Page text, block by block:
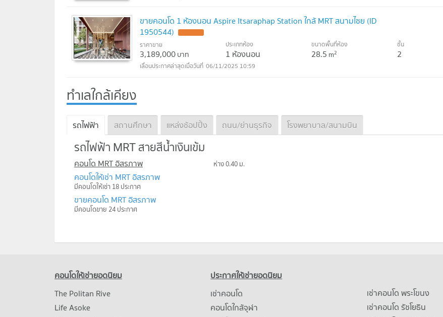
ขายคอนโด 1 ห้องนอน Aspire Itsaraphap Station ใกล้ MRT สนามไชย (ID
1950544)
ราคาขาย
3,189,000บาท
ประเภทห้อง
1 ห้องนอน
ขนาดพื้นที่ห้อง
28.5 m2
ชั้น
2
06/11/2025 10:59
ทำเลใกล้เคียง
รถไฟฟ้า สถานศึกษา แหล่งช้อปปิ้ง ถนน/ย่านธุรกิจ โรงพยาบาล/สนามบิน
รถไฟฟ้า MRT สายสีน้ำเงินเข้ม
คอนโด MRT อิสรภาพ ห่าง 0.40 ม.
คอนโดให้เช่า MRT อิสรภาพ
มีคอนโดให้เช่า 18 ประกาศ
ขายคอนโด MRT อิสรภาพ
มีคอนโดขาย 24 ประกาศ
คอนโดให้เช่ายอดนิยม
The Politan Rive
Life Asoke
ประกาศให้เช่ายอดนิยม
เช่าคอนโด
คอนโดใกล้จุฬา
เช่าคอนโด พระโขนง
เช่าคอนโด รัชโยธิน